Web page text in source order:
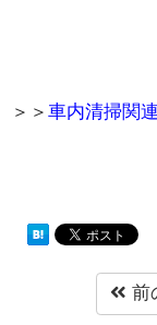
＞＞ 車内清掃関
前